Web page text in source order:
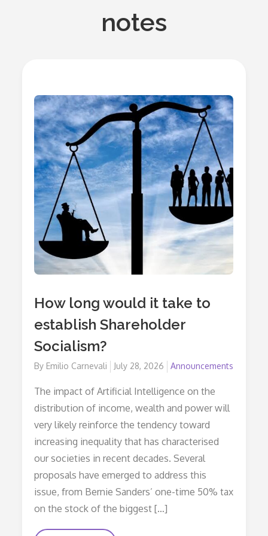
notes
How long would it take to
establish Shareholder
Socialism?
By Emilio Carnevali
Posted
July 28, 2026 Announcements
The impact of Artificial Intelligence on the
distribution of income, wealth and power will
very likely reinforce the tendency toward
increasing inequality that has characterised
our societies in recent decades. Several
proposals have emerged to address this
issue, from Bernie Sanders’ one-time 50% tax
on the stock of the biggest […]